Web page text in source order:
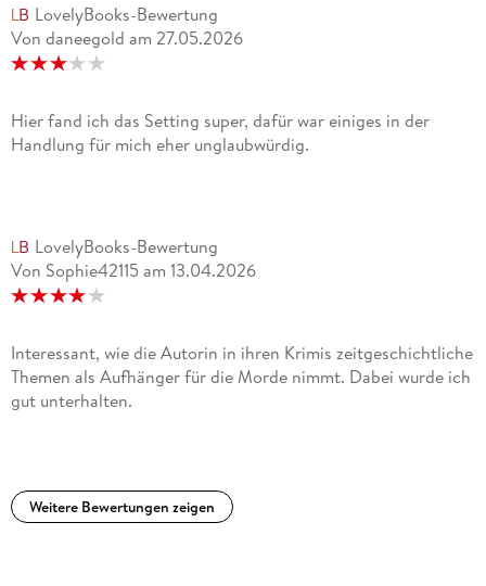
LovelyBooks-Bewertung
Von daneegold am 27.05.2026
Hier fand ich das Setting super, dafür war einiges in der
Handlung für mich eher unglaubwürdig.
LovelyBooks-Bewertung
Von Sophie42115 am 13.04.2026
Interessant, wie die Autorin in ihren Krimis zeitgeschichtliche
Themen als Aufhänger für die Morde nimmt. Dabei wurde ich
gut unterhalten.
Weitere Bewertungen zeigen